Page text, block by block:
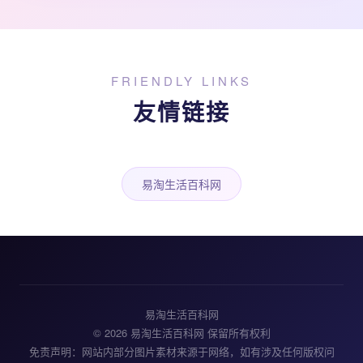
FRIENDLY LINKS
友情链接
易淘生活百科网
易淘生活百科网
© 2026 易淘生活百科网 保留所有权利
免责声明：网站内部分图片素材来源于网络，如有涉及任何版权问